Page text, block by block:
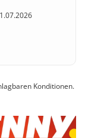
Konditionen.